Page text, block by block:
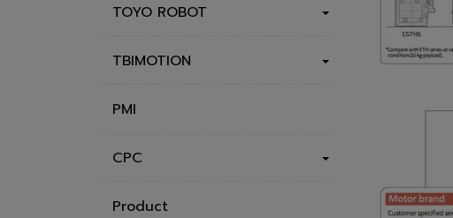
TOYO ROBOT
TBIMOTION
PMI
CPC
Product